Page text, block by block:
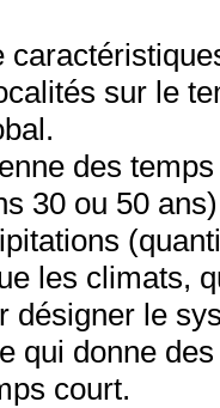
sur le
des
30 ou 50
les climats,
désigner le
qui donne
court.